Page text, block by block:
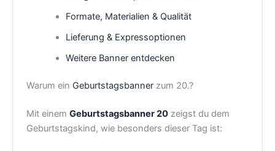
Formate, Materialien & Qualität
Lieferung & Expressoptionen
Weitere Banner entdecken
Warum ein Geburtstagsbanner zum 20.?
Mit einem Geburtstagsbanner 20 zeigst du dem
Geburtstagskind, wie besonders dieser Tag ist: